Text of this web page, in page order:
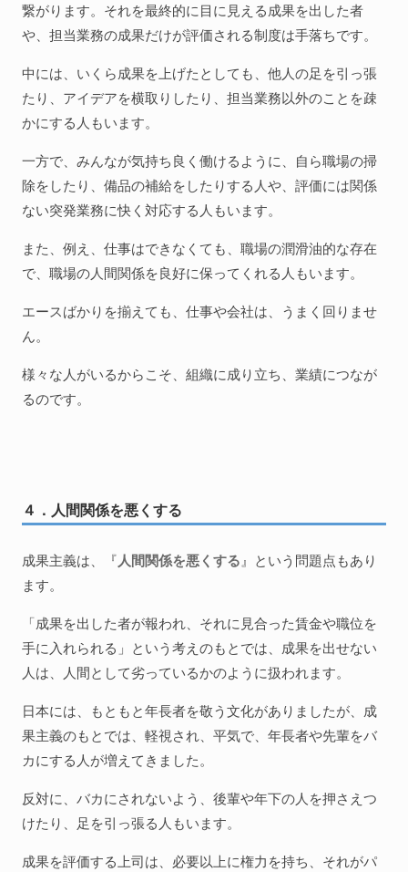
繋がります。それを最終的に目に見える成果を出した者
や、担当業務の成果だけが評価される制度は手落ちです。
中には、いくら成果を上げたとしても、他人の足を引っ張
たり、アイデアを横取りしたり、担当業務以外のことを疎
かにする人もいます。
一方で、みんなが気持ち良く働けるように、自ら職場の掃
除をしたり、備品の補給をしたりする人や、評価には関係
ない突発業務に快く対応する人もいます。
また、例え、仕事はできなくても、職場の潤滑油的な存在
で、職場の人間関係を良好に保ってくれる人もいます。
エースばかりを揃えても、仕事や会社は、うまく回りませ
ん。
様々な人がいるからこそ、組織に成り立ち、業績につなが
るのです。
４．人間関係を悪くする
成果主義は、『人間関係を悪くする』という問題点もあり
ます。
「成果を出した者が報われ、それに見合った賃金や職位を
手に入れられる」という考えのもとでは、成果を出せない
人は、人間として劣っているかのように扱われます。
日本には、もともと年長者を敬う文化がありましたが、成
果主義のもとでは、軽視され、平気で、年長者や先輩をバ
カにする人が増えてきました。
反対に、バカにされないよう、後輩や年下の人を押さえつ
けたり、足を引っ張る人もいます。
成果を評価する上司は、必要以上に権力を持ち、それがパ